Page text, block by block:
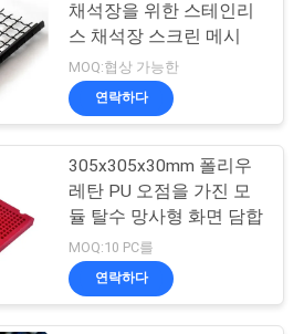
채석장을 위한 스테인리
스 채석장 스크린 메시
MOQ:협상 가능한
연락하다
305x305x30mm 폴리우
레탄 PU 오점을 가진 모
듈 탈수 망사형 화면 담합
MOQ:10 PC를
연락하다